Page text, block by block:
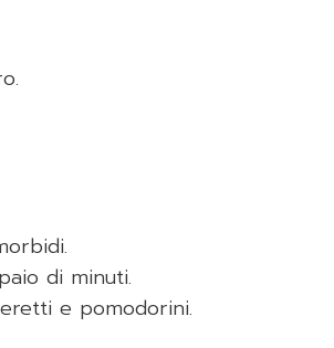
di minuti.
e pomodorini.